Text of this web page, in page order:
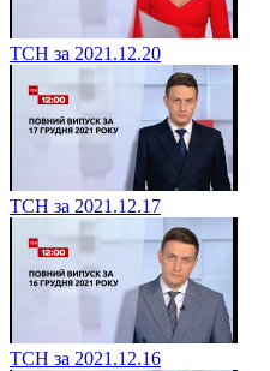
ТСН за 2021.12.20
ТСН за 2021.12.17
ТСН за 2021.12.16